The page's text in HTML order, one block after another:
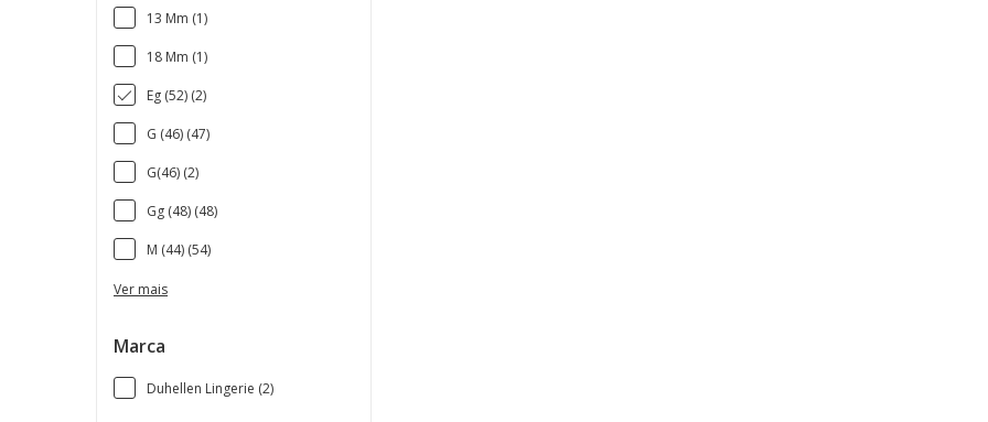
13 Mm (1)
18 Mm (1)
Eg (52) (2)
G (46) (47)
G(46) (2)
Gg (48) (48)
M (44) (54)
Ver mais
Marca
Duhellen Lingerie (2)